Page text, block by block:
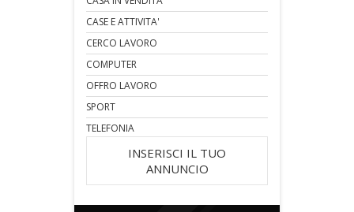
CASE E ATTIVITA'
CERCO LAVORO
COMPUTER
OFFRO LAVORO
SPORT
TELEFONIA
INSERISCI IL TUO
ANNUNCIO